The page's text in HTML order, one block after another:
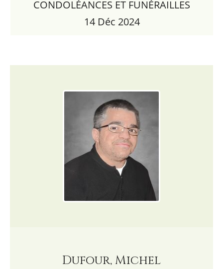
CONDOLÉANCES ET FUNÉRAILLES
14 Déc 2024
Dufour, Michel